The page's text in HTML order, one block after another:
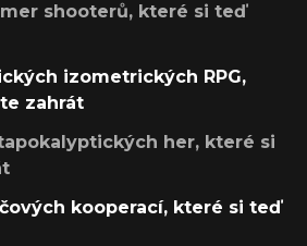
shooterů, které si teď
izometrických RPG,
zahrát
her, které si
kooperací, které si teď